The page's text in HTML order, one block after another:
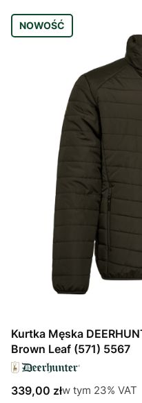
NOWOŚĆ
Kurtka Męska
Brown Leaf (571) 5567
Cena brutto
339,00 złw tym %s VAT
w tym 23% VAT